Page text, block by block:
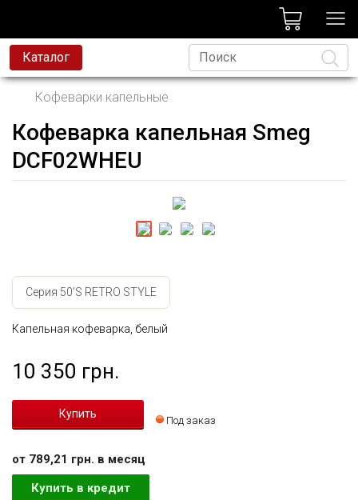
Каталог
Кофеварки капельные
Кофеварка капельная Smeg
DCF02WHEU
Серия 50'S RETRO STYLE
Капельная кофеварка, белый
10 350 грн.
Под заказ
от 789,21 грн. в месяц
Купить в кредит